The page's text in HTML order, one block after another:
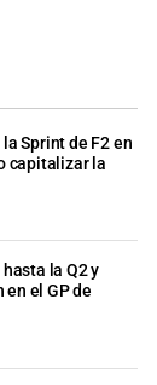
Sprint de F2 en
capitalizar la
la Q2 y
el GP de